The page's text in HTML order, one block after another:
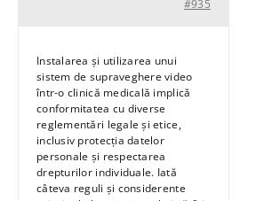
#935
Instalarea și utilizarea unui
sistem de supraveghere video
într-o clinică medicală implică
conformitatea cu diverse
reglementări legale și etice,
inclusiv protecția datelor
personale și respectarea
drepturilor individuale. Iată
câteva reguli și considerente